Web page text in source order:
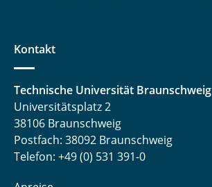
Kontakt
Technische Universität Braunschweig
Universitätsplatz 2
38106 Braunschweig
Postfach: 38092 Braunschweig
Telefon: +49 (0) 531 391-0